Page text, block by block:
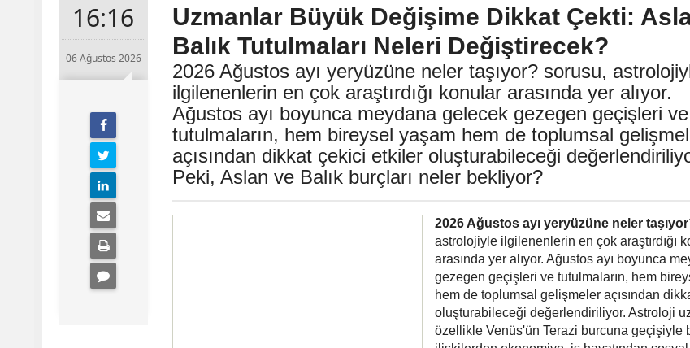
16:16
06 Ağustos 2026
Uzmanlar Büyük Değişime Dikkat Çekti:
Balık Tutulmaları Neleri Değiştirecek?
2026 Ağustos ayı yeryüzüne neler taşıyor? sorusu,
ilgilenenlerin en çok araştırdığı konular arasında yer alıyor.
Ağustos ayı boyunca meydana gelecek gezegen geçişleri ve
tutulmaların, hem bireysel yaşam hem de toplumsal
açısından dikkat çekici etkiler oluşturabileceği
Peki, Aslan ve Balık burçları neler bekliyor?
2026 Ağustos ayı yeryüzüne neler
astrolojiyle ilgilenenlerin en çok araştırdığı
arasında yer alıyor. Ağustos ayı boyunca
gezegen geçişleri ve tutulmaların, hem
hem de toplumsal gelişmeler açısından
oluşturabileceği değerlendiriliyor. Astroloji
özellikle Venüs'ün Terazi burcuna geçişiyle